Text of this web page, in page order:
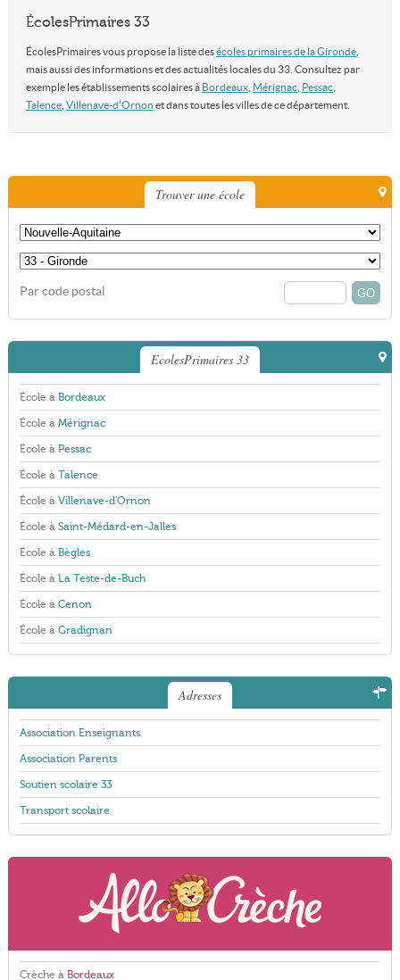
ÉcolesPrimaires 33
ÉcolesPrimaires vous propose la liste desécoles primaires de la Gironde,
mais aussi des informations et des actualités locales du 33. Consultez par
exemple les établissements scolaires à Bordeaux, Mérignac, Pessac,
Talence, Villenave-d'Ornon et dans toutes les villes de ce département.
Trouver une école
Par code postal
EcolesPrimaires 33
École à Bordeaux
École à Mérignac
École à Pessac
École à Talence
École à Villenave-d'Ornon
École à Saint-Médard-en-Jalles
École à Bègles
École à La Teste-de-Buch
École à Cenon
École à Gradignan
Adresses
Association Enseignants
Association Parents
Soutien scolaire 33
Transport scolaire
Crèche à Bordeaux